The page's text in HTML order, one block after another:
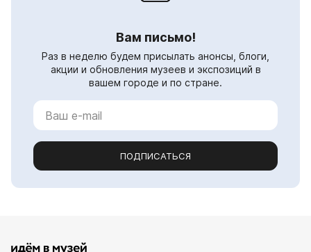
Вам письмо!
Раз в неделю будем присылать анонсы, блоги,
акции и обновления музеев и экспозиций в
вашем городе и по стране.
ПОДПИСАТЬСЯ